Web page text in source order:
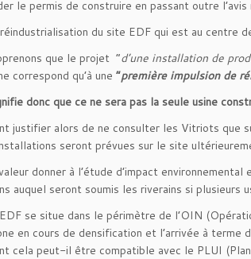
le permis de construire en passant outre
du site EDF qui est au centre
que le projet “d’une installation de
correspond qu’à une “première impulsion de
donc que ce ne sera pas la seule usine
justifier alors de ne consulter les Vitriots que
seront prévues sur le site
donner à l’étude d’impact
auquel seront soumis les riverains si plusieurs
se situe dans le périmètre de l’OIN
en cours de densification et l’arrivée à
cela peut-il être compatible avec le PLUI